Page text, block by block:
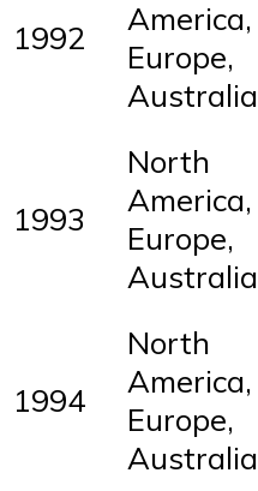
1992
America,
Europe,
Australia
1993
North
America,
Europe,
Australia
1994
North
America,
Europe,
Australia